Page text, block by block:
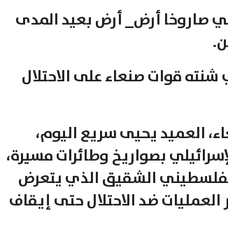
صاروخا أرض_ أرض بعيد المدى
قوات صنعاء على الاحتلال
العميد يحيى سريع اليوم،
بصواريخ وطائرات مسيرة،
الشقيق الذي يتعرض
العمليات ضد الاحتلال حتى إيقاف